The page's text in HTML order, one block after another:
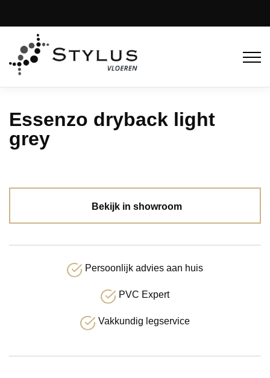
Essenzo dryback light
grey
Bekijk in showroom
Persoonlijk advies aan huis
PVC Expert
Vakkundig legservice